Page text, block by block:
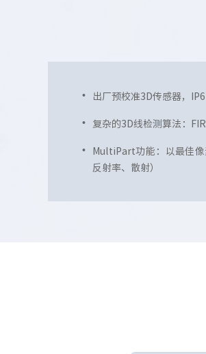
出厂预校准3D传感器，
复杂的3D线检测算法：
MultiPart功能：以最佳像
反射率、散射）